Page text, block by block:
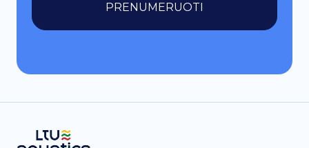
PRENUMERUOTI